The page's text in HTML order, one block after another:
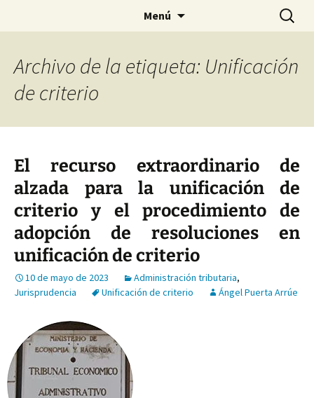
Menú Buscar:
Archivo de la etiqueta: Unificación
de criterio
El recurso extraordinario de
alzada para la unificación de
criterio y el procedimiento de
adopción de resoluciones en
unificación de criterio
10 de mayo de 2023 Administración tributaria,
Jurisprudencia
Unificación de criterio Ángel Puerta Arrúe